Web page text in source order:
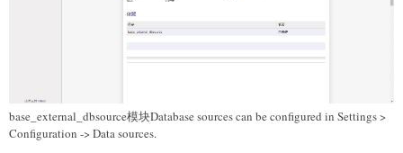
base_external_dbsource模块Database sources can be configured in Settings >
Configuration -> Data sources.